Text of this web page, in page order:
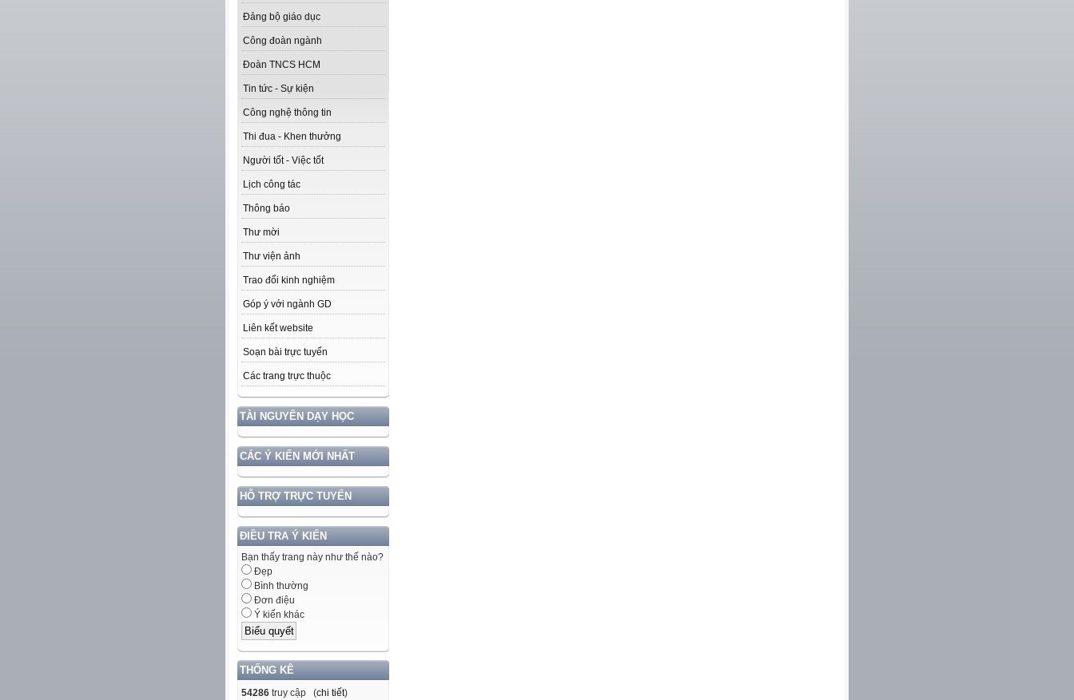
Đảng bộ giáo dục
Công đoàn ngành
Đoàn TNCS HCM
Tin tức - Sự kiện
Công nghệ thông tin
Thi đua - Khen thưởng
Người tốt - Việc tốt
Lịch công tác
Thông báo
Thư mời
Thư viện ảnh
Trao đổi kinh nghiệm
Góp ý với ngành GD
Liên kết website
Soạn bài trực tuyến
Các trang trực thuộc
TÀI NGUYÊN DẠY HỌC
CÁC Ý KIẾN MỚI NHẤT
HỖ TRỢ TRỰC TUYẾN
ĐIỀU TRA Ý KIẾN
Bạn thấy trang này như thế nào?
Đẹp
Bình thường
Đơn điệu
Ý kiến khác
THỐNG KÊ
54286 truy cập (chi tiết)